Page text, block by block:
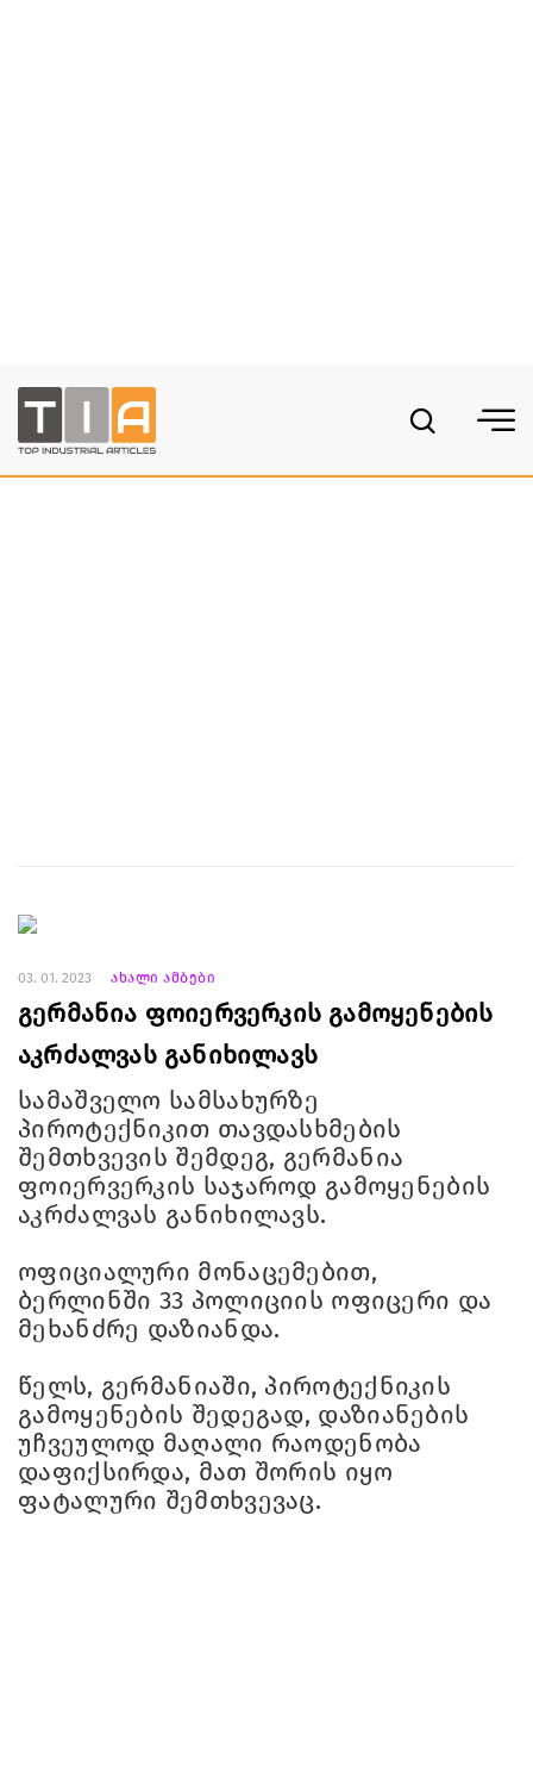
03. 01. 2023 ახალი ამბები
გერმანია ფოიერვერკის გამოყენების
აკრძალვას განიხილავს
სამაშველო სამსახურზე
პიროტექნიკით თავდასხმების
შემთხვევის შემდეგ, გერმანია
ფოიერვერკის საჯაროდ გამოყენების
აკრძალვას განიხილავს.
ოფიციალური მონაცემებით,
ბერლინში 33 პოლიციის ოფიცერი და
მეხანძრე დაზიანდა.
წელს, გერმანიაში, პიროტექნიკის
გამოყენების შედეგად, დაზიანების
უჩვეულოდ მაღალი რაოდენობა
დაფიქსირდა, მათ შორის იყო
ფატალური შემთხვევაც.